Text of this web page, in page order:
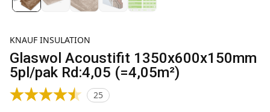
KNAUF INSULATION
Glaswol Acoustifit 1350x600x150mm
5pl/pak Rd:4,05 (=4,05m²)
25